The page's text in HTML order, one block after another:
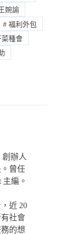
婉諭
# 福利外包
菜種會
創辦人
曾任
編。
近 20
社會
的想